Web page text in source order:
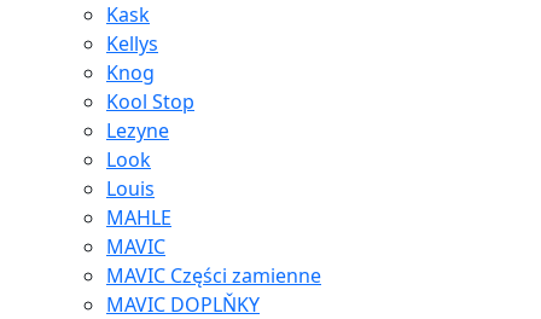
Kask
Kellys
Knog
Kool Stop
Lezyne
Look
Louis
MAHLE
MAVIC
MAVIC Części zamienne
MAVIC DOPLŇKY